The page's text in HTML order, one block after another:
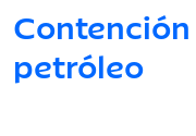
petróleo